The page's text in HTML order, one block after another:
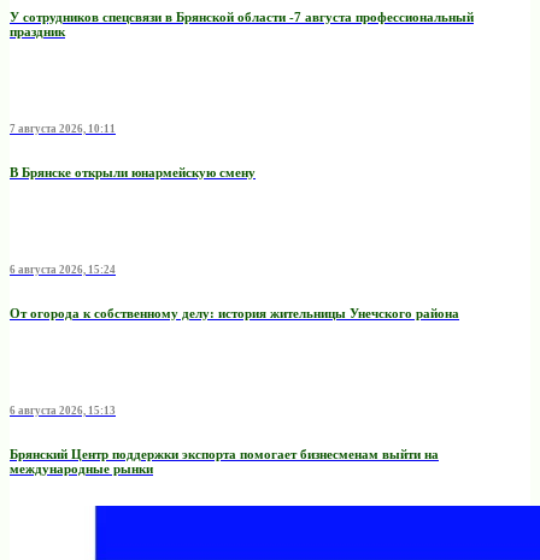
У сотрудников спецсвязи в Брянской области -7 августа профессиональный
праздник
7 августа 2026, 10:11
В Брянске открыли юнармейскую смену
6 августа 2026, 15:24
От огорода к собственному делу: история жительницы Унечского района
6 августа 2026, 15:13
Брянский Центр поддержки экспорта помогает бизнесменам выйти на
международные рынки